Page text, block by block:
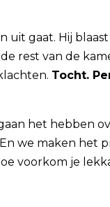
uit gaat. Hij
rest van de
Tocht.
het hebben
we maken het
voorkom je